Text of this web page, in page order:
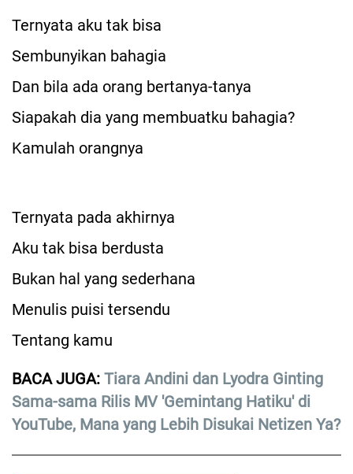
Ternyata aku tak bisa
Sembunyikan bahagia
Dan bila ada orang bertanya-tanya
Siapakah dia yang membuatku bahagia?
Kamulah orangnya
Ternyata pada akhirnya
Aku tak bisa berdusta
Bukan hal yang sederhana
Menulis puisi tersendu
Tentang kamu
BACA JUGA: Tiara Andini dan Lyodra Ginting
Sama-sama Rilis MV 'Gemintang Hatiku' di
YouTube, Mana yang Lebih Disukai Netizen Ya?